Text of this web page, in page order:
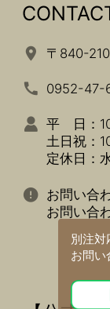
別注対
お問い
〒840-
0952-47-
平 日：
土日祝：
定休日：
お問い合
お問い合